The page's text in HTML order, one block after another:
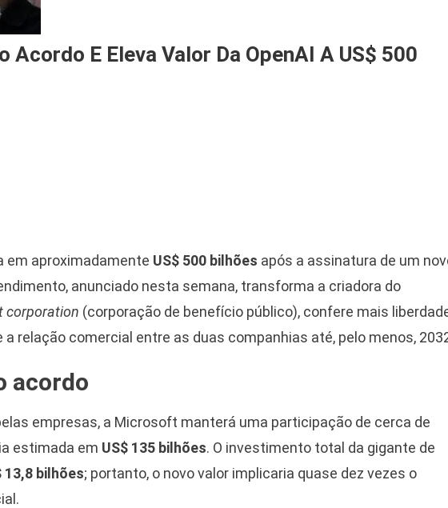
E Eleva Valor Da OpenAI A US$ 500
em aproximadamente US$ 500 bilhões após a assinatura de um
anunciado nesta semana, transforma a criadora do
corporation (corporação de benefício público), confere mais
relação comercial entre as duas companhias até, pelo menos,
acordo
empresas, a Microsoft manterá uma participação de cerca de
estimada em US$ 135 bilhões. O investimento total da gigante de
13,8 bilhões; portanto, o novo valor implicaria quase dez vezes o